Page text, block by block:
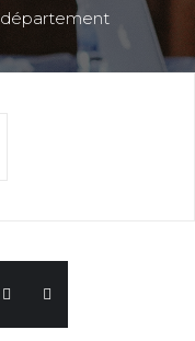
département